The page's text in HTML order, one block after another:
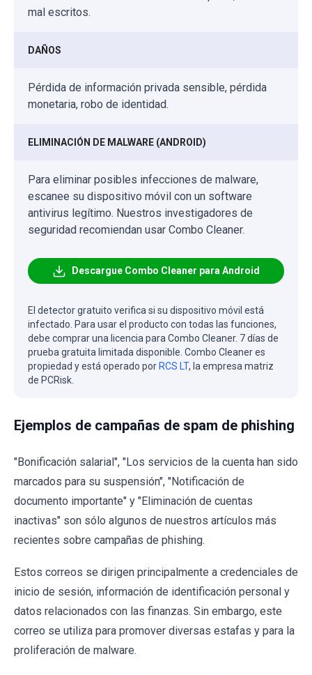
mal escritos.
DAÑOS
Pérdida de información privada sensible, pérdida
monetaria, robo de identidad.
ELIMINACIÓN DE MALWARE (ANDROID)
Para eliminar posibles infecciones de malware,
escanee su dispositivo móvil con un software
antivirus legítimo. Nuestros investigadores de
seguridad recomiendan usar Combo Cleaner.
Descargue Combo Cleaner para Android
El detector gratuito verifica si su dispositivo móvil está
infectado. Para usar el producto con todas las funciones,
debe comprar una licencia para Combo Cleaner. 7 días de
prueba gratuita limitada disponible. Combo Cleaner es
propiedad y está operado por RCS LT, la empresa matriz
de PCRisk.
Ejemplos de campañas de spam de phishing
"Bonificación salarial", "Los servicios de la cuenta han sido
marcados para su suspensión", "Notificación de
documento importante" y "Eliminación de cuentas
inactivas" son sólo algunos de nuestros artículos más
recientes sobre campañas de phishing.
Estos correos se dirigen principalmente a credenciales de
inicio de sesión, información de identificación personal y
datos relacionados con las finanzas. Sin embargo, este
correo se utiliza para promover diversas estafas y para la
proliferación de malware.